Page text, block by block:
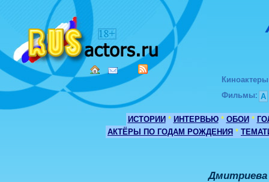
Киноактеры
Фильмы: А
ИСТОРИИ * ИНТЕРВЬЮ * ОБОИ *
АКТЁРЫ ПО ГОДАМ РОЖДЕНИЯ *
Дмитриева